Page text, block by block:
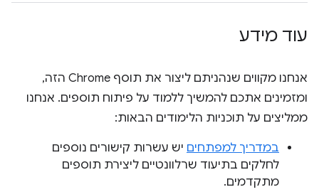
עוד מידע
אנחנו מקווים שנהניתם ליצור את תוסף Chrome הזה,
ומזמינים אתכם להמשיך ללמוד על פיתוח תוספים. אנחנו
ממליצים על תוכניות הלימודים הבאות:
במדריך למפתחים יש עשרות קישורים נוספים
לחלקים בתיעוד שרלוונטיים ליצירת תוספים
מתקדמים.